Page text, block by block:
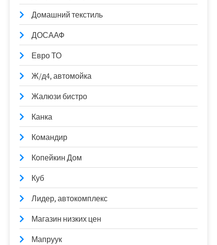
Домашний текстиль
ДОСААФ
Евро ТО
Ж/д4, автомойка
Жалюзи бистро
Канка
Командир
Копейкин Дом
Куб
Лидер, автокомплекс
Магазин низких цен
Мапруук